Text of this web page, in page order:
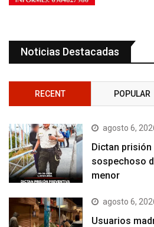
Noticias Destacadas
RECENT POPULAR
agosto 6,
Dictan prisión
sospechoso
menor
agosto 6,
Usuarios